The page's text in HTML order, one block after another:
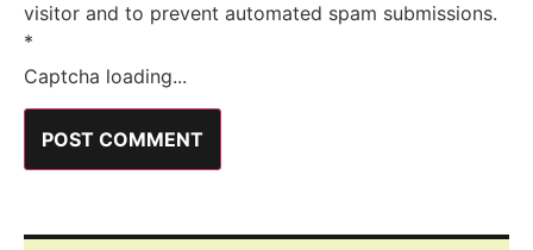
visitor and to prevent automated spam submissions.
*
Captcha loading...